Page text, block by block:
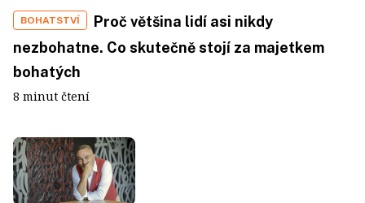
BOHATSTVÍ
Proč většina lidí asi nikdy
nezbohatne. Co skutečně stojí za majetkem
bohatých
8 minut čtení